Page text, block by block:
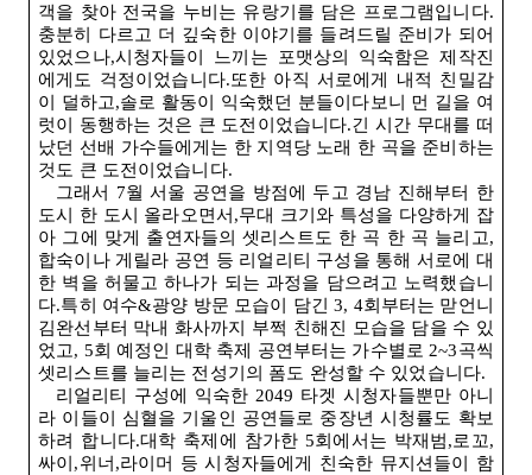
객을 찾아 전국을 누비는 유랑기를 담은 프로그램입니다.
충분히 다르고 더 깊숙한 이야기를 들려드릴 준비가 되어
있었으나,시청자들이 느끼는 포맷상의 익숙함은 제작진
에게도 걱정이었습니다.또한 아직 서로에게 내적 친밀감
이 덜하고,솔로 활동이 익숙했던 분들이다보니 먼 길을 여
럿이 동행하는 것은 큰 도전이었습니다.긴 시간 무대를 떠
났던 선배 가수들에게는 한 지역당 노래 한 곡을 준비하는
것도 큰 도전이었습니다.
그래서
7월 서울 공연을 방점에 두고 경남 진해부터 한
도시 한 도시 올라오면서,무대 크기와 특성을 다양하게 잡
아 그에 맞게 출연자들의 셋리스트도 한 곡 한 곡 늘리고,
합숙이나 게릴라 공연 등 리얼리티 구성을 통해 서로에 대
한 벽을 허물고 하나가 되는 과정을 담으려고 노력했습니
다.특히 여수&광양 방문 모습이 담긴 3, 4회부터는 맏언니
김완선부터 막내 화사까지 부쩍 친해진 모습을 담을 수 있
었고, 5회 예정인 대학 축제 공연부터는 가수별로 2~3곡씩
셋리스트를 늘리는 전성기의 폼도 완성할 수 있었습니다.
리얼리티 구성에 익숙한 2049 타겟 시청자들뿐만 아니
라 이들이 심혈을 기울인 공연들로 중장년 시청률도 확보
하려 합니다.대학 축제에 참가한 5회에서는 박재범,로꼬,
싸이,위너,라이머 등 시청자들에게 친숙한 뮤지션들이 함